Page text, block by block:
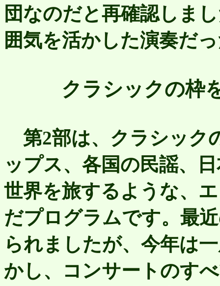
団なのだと再確認しま
囲気を活かした演奏だ
クラシックの枠
第2部は、クラシック
ップス、各国の民謡、
世界を旅するような、
だプログラムです。最
られましたが、今年は
かし、コンサートのす